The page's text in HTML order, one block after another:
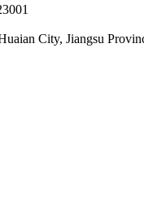
City, Jiangsu